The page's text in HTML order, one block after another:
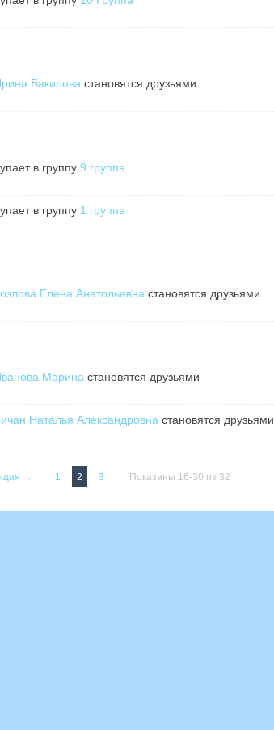
Бакирова становятся друзьями
в группу 9 группа
в группу 1 группа
Елена Анатольевна становятся друзьями
Марина становятся друзьями
Наталья Александровна становятся друзьями
→ 1 2 3 Показаны 16-30 из 32